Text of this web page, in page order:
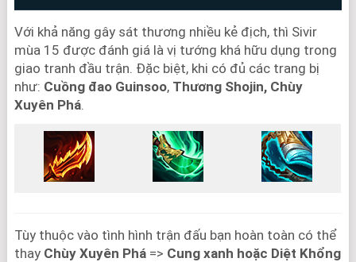
Với khả năng gây sát thương nhiều kẻ địch, thì Sivir
mùa 15 được đánh giá là vị tướng khá hữu dụng trong
giao tranh đầu trận. Đặc biệt, khi có đủ các trang bị
như: Cuồng đao Guinsoo, Thương Shojin, Chùy
Xuyên Phá.
Tùy thuộc vào tình hình trận đấu bạn hoàn toàn có thể
thay Chùy Xuyên Phá => Cung xanh hoặc Diệt Khổng